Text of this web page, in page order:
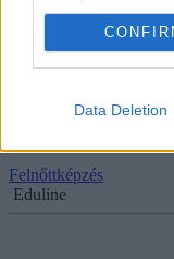
Data Deletion
Fizikateszt
kérdésekkel?
Örültetek, ha túléltétek
érettségiztek belőle?
Felnőttképzés
Eduline